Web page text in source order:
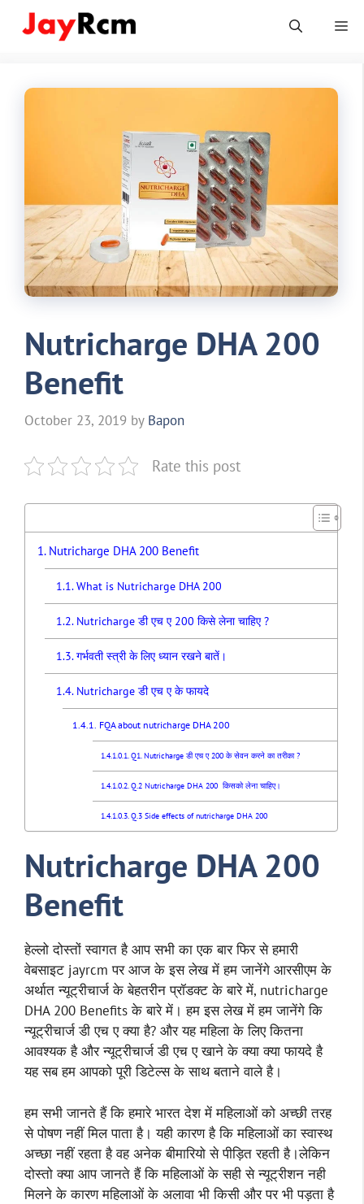
Nutricharge DHA 200
Benefit
October 23, 2019 by Bapon
Rate this post
Nutricharge DHA 200 Benefit
What is Nutricharge DHA 200
Nutricharge डी एच ए 200 किसे लेना चाहिए ?
गर्भवती स्त्री के लिए ध्यान रखने बातें।
Nutricharge डी एच ए के फायदे
FQA about nutricharge DHA 200
Q1. Nutricharge डी एच ए 200 के सेवन करने का तरीका ?
Q.2 Nutricharge DHA 200 किसको लेना चाहिए।
Q.3 Side effects of nutricharge DHA 200
Nutricharge DHA 200
Benefit
हेल्लो दोस्तों स्वागत है आप सभी का एक बार फिर से हमारी
वेबसाइट jayrcm पर आज के इस लेख में हम जानेंगे आरसीएम के
अर्थात न्यूट्रीचार्ज के बेहतरीन प्रॉडक्ट के बारे में, nutricharge
DHA 200 Benefits के बारे में। हम इस लेख में हम जानेंगे कि
न्यूट्रीचार्ज डी एच ए क्या है? और यह महिला के लिए कितना
आवश्यक है और न्यूट्रीचार्ज डी एच ए खाने के क्या क्या फायदे है
यह सब हम आपको पूरी डिटेल्स के साथ बताने वाले है।
हम सभी जानते हैं कि हमारे भारत देश में महिलाओं को अच्छी तरह
से पोषण नहीं मिल पाता है। यही कारण है कि महिलाओं का स्वास्थ
अच्छा नहीं रहता है वह अनेक बीमारियो से पीड़ित रहती है।लेकिन
दोस्तो क्या आप जानते हैं कि महिलाओं के सही से न्यूट्रीशन नही
मिलने के कारण महिलाओं के अलावा भी किसी और पर भी पड़ता है